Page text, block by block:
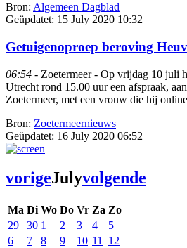
Bron: Algemeen Dagblad
Geüpdatet: 15 July 2020 10:32
Getuigenoproep beroving
06:54 - Zoetermeer - Op vrijdag 10 juli
Utrecht rond 15.00 uur een afspraak,
Zoetermeer, met een vrouw die hij
Bron: Zoetermeernieuws
Geüpdatet: 16 July 2020 06:52
vorigeJulyvolgende
Ma Di Wo Do Vr Za Zo
29
30 1 2 3 4
5
6
7 8 9 10 11
12